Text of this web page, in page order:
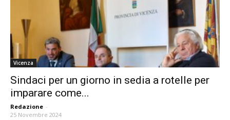
Vicenza
Sindaci per un giorno in sedia a rotelle per
imparare come...
Redazione -
25 Novembre 2024